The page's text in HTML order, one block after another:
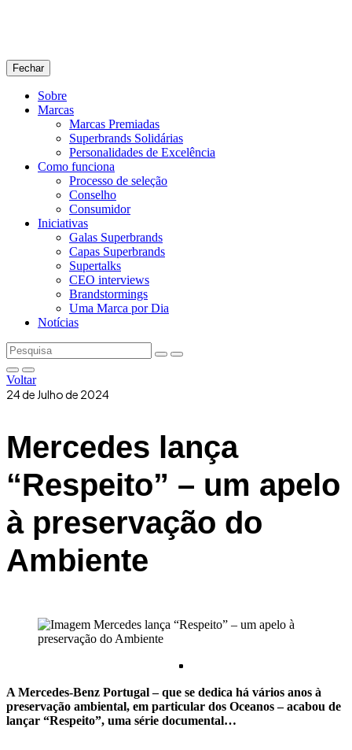
Fechar
Sobre
Marcas
Marcas Premiadas
Superbrands Solidárias
Personalidades de Excelência
Como funciona
Processo de seleção
Conselho
Consumidor
Iniciativas
Galas Superbrands
Capas Superbrands
Supertalks
CEO interviews
Brandstormings
Uma Marca por Dia
Notícias
Voltar
24 de Julho de 2024
Mercedes lança
“Respeito” – um apelo
à preservação do
Ambiente
A Mercedes-Benz Portugal – que se dedica há vários anos à
preservação ambiental, em particular dos Oceanos – acabou de
lançar “Respeito”, uma série documental…